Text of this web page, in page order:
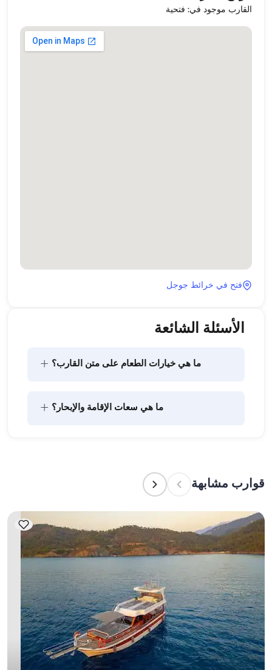
القارب موجود في: فتحية
فتح في خرائط جوجل
الأسئلة الشائعة
ما هي خيارات الطعام على متن القارب؟ +
ما هي سعات الإقامة والإبحار؟ +
للإيجارات اليومية، فتنطبق سعة الإبحار.
قوارب مشابهة